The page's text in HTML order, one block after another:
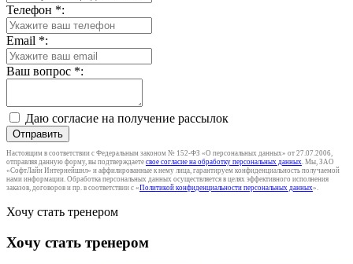
Телефон *:
Email *:
Ваш вопрос *:
Даю согласие на получение рассылок
Отправить
Настоящим в соответствии с Федеральным законом № 152-ФЗ «О персональных данных» от 27.07.2006,
отправляя данную форму, вы подтверждаете свое согласие на обработку персональных данных . Мы, ЗАО
«СофтЛайн Интернейшнл» и аффилированные к нему лица, гарантируем конфиденциальность получаемой
нами информации. Обработка персональных данных осуществляется в целях эффективного исполнения
заказов, договоров и пр. в соответствии с «Политикой конфиденциальности персональных данных».
Хочу стать тренером
Хочу стать тренером